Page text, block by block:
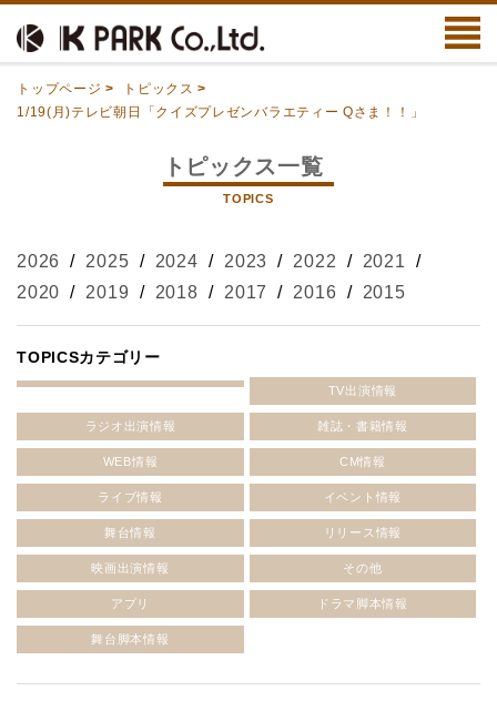
トップページ > トピックス >
1/19(月)テレビ朝日「クイズプレゼンバラエティー Qさま！！」
トピックス一覧
TOPICS
2026 / 2025 / 2024 / 2023 / 2022 / 2021 /
2020 / 2019 / 2018 / 2017 / 2016 / 2015
TOPICSカテゴリー
TV出演情報
ラジオ出演情報 雑誌・書籍情報
WEB情報 CM情報
ライブ情報 イベント情報
舞台情報 リリース情報
映画出演情報 その他
アプリ ドラマ脚本情報
舞台脚本情報